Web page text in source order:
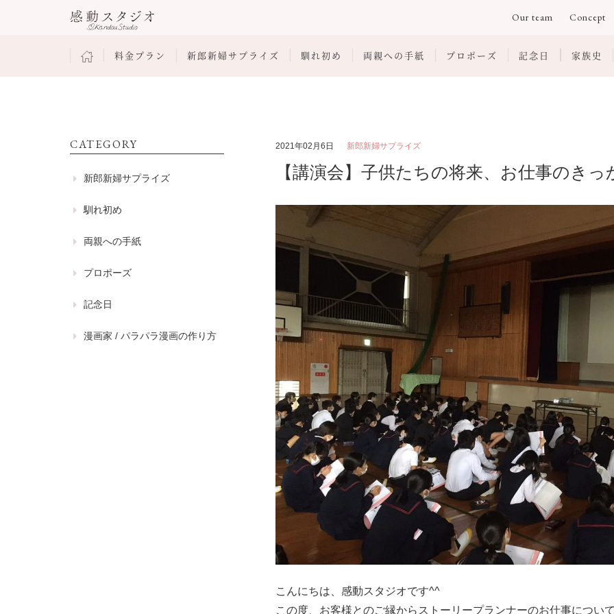
Our team Concept
料金プラン 新郎新婦サプライズ 馴れ初め 両親への手紙 プロポーズ 記念日 家族史
2021年02月6日 新郎新婦サプライズ
【講演会】子供たちの将来、お仕事のきっ
こんにちは、感動スタジオです^^
この度、お客様とのご縁からストーリープランナーのお仕事につい
CATEGORY
新郎新婦サプライズ
馴れ初め
両親への手紙
プロポーズ
記念日
漫画家 / パラパラ漫画の作り方